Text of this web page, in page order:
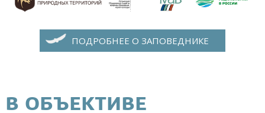
ПОДРОБНЕЕ О ЗАПОВЕДНИКЕ
В ОБЪЕКТИВЕ